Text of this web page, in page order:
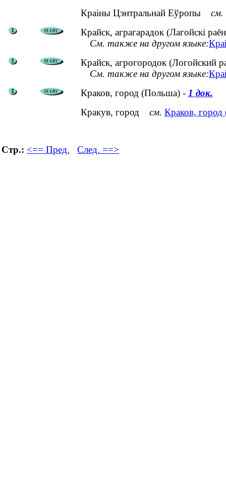
Краіны Цэнтральнай Еўропы см.
Крайск, аграгарадок (Лагойскі
См. также на другом языке:
Крайск, агрогородок (Логойский
См. также на другом языке:
Краков, город (Польша) - 1 док.
Кракув, город см. Краков,
Стр.: <== Пред. След. ==>